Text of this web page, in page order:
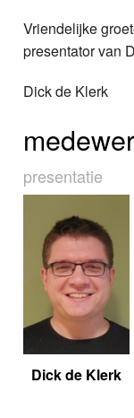
Vriendelijke
presentator van
Dick de Klerk
presentatie
Dick de Klerk